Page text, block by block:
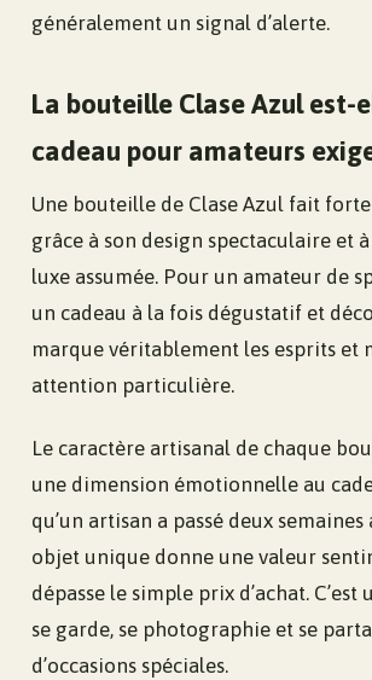
généralement un signal d’alerte.
La bouteille Clase Azul est-
cadeau pour amateurs
Une bouteille de Clase Azul fait
grâce à son design spectaculaire et
luxe assumée. Pour un amateur de
un cadeau à la fois dégustatif et
marque véritablement les esprits et
attention particulière.
Le caractère artisanal de chaque
une dimension émotionnelle au
qu’un artisan a passé deux
objet unique donne une valeur
dépasse le simple prix d’achat. C’est
se garde, se photographie et se
d’occasions spéciales.